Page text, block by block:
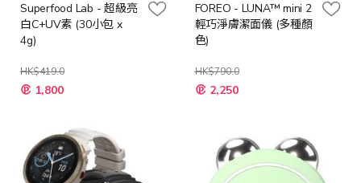
Superfood Lab - 超級亮
白C+UV素 (30小包 x
4g)
HK$419.0
特
殊 1,800
FOREO - LUNA™ mini 2
輕巧淨膚潔面儀 (多種顏
色)
HK$790.0
2,250